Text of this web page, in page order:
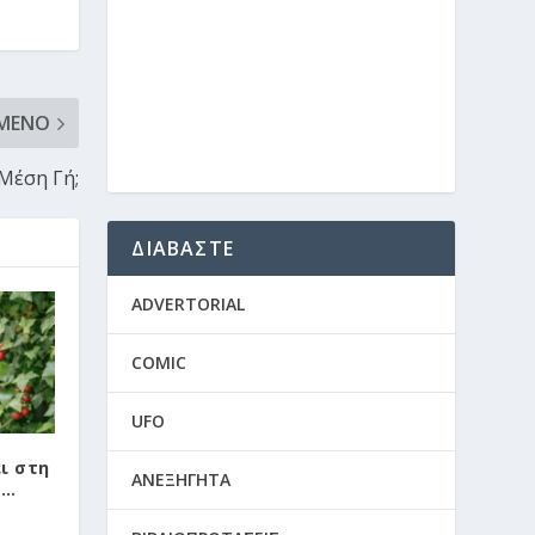
Γή;
στη
ΔΙΑΒΑΣΤΕ
ADVERTORIAL
COMIC
UFO
ΑΝΕΞΗΓΗΤΑ